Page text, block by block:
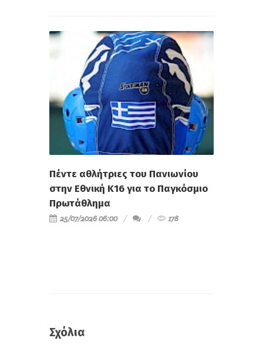
Πέντε αθλήτριες του Πανιωνίου
στην Εθνική Κ16 για το Παγκόσμιο
Πρωτάθλημα
25/07/2026 06:00 178
Σχόλια